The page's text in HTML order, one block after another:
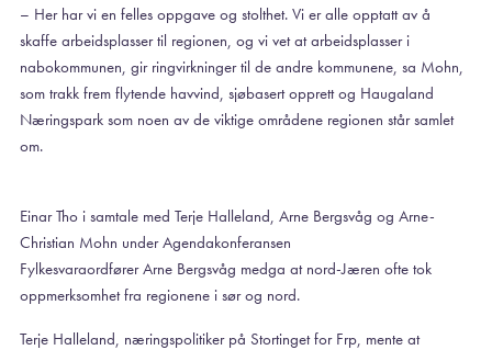
– Her har vi en felles oppgave og stolthet. Vi er alle opptatt av å
skaffe arbeidsplasser til regionen, og vi vet at arbeidsplasser i
nabokommunen, gir ringvirkninger til de andre kommunene, sa Mohn,
som trakk frem flytende havvind, sjøbasert opprett og Haugaland
Næringspark som noen av de viktige områdene regionen står samlet
om.
Einar Tho i samtale med Terje Halleland, Arne Bergsvåg og Arne-
Christian Mohn under Agendakonferansen
Fylkesvaraordfører Arne Bergsvåg medga at nord-Jæren ofte tok
oppmerksomhet fra regionene i sør og nord.
Terje Halleland, næringspolitiker på Stortinget for Frp, mente at